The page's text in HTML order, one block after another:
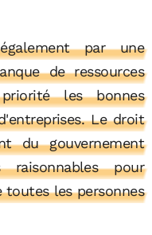
par une
de ressources
les bonnes
Le droit
du gouvernement
pour
les personnes